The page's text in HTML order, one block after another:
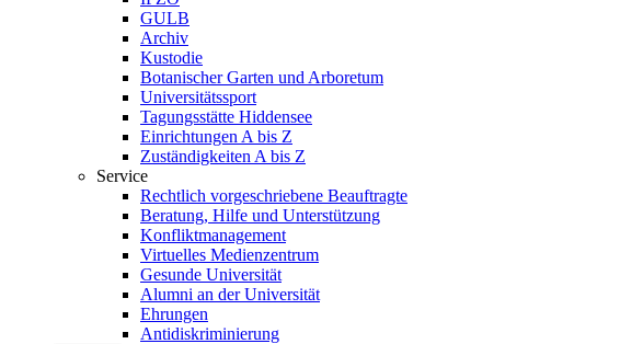
GULB
Archiv
Kustodie
Botanischer Garten und Arboretum
Universitätssport
Tagungsstätte Hiddensee
Einrichtungen A bis Z
Zuständigkeiten A bis Z
Service
Rechtlich vorgeschriebene Beauftragte
Beratung, Hilfe und Unterstützung
Konfliktmanagement
Virtuelles Medienzentrum
Gesunde Universität
Alumni an der Universität
Ehrungen
Antidiskriminierung